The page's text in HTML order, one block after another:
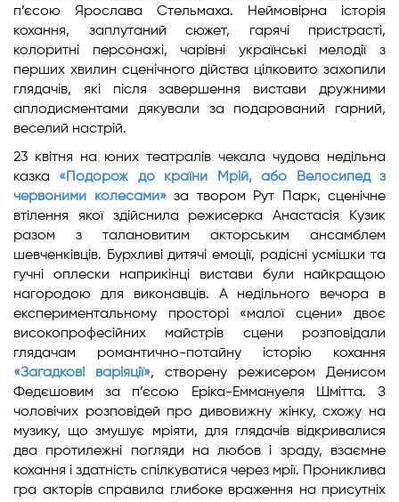
п’єсою Ярослава Стельмаха. Неймовірна історія
кохання, заплутаний сюжет, гарячі пристрасті,
колоритні персонажі, чарівні українські мелодії з
перших хвилин сценічного дійства цілковито захопили
глядачів, які після завершення вистави дружними
аплодисментами дякували за подарований гарний,
веселий настрій.
23 квітня на юних театралів чекала чудова недільна
казка «Подорож до країни Мрій, або Велосипед з
червоними колесами»за твором Рут Парк, сценічне
втілення якої здійснила режисерка Анастасія Кузик
разом з талановитим акторським ансамблем
шевченківців. Бурхливі дитячі емоції, радісні усмішки та
гучні оплески наприкінці вистави були найкращою
нагородою для виконавців. А недільного вечора в
експериментальному просторі «малої сцени» двоє
високопрофесійних майстрів сцени розповідали
глядачам романтично-потайну історію кохання
«Загадкові варіяції», створену режисером Денисом
Федєшовим за п’єсою Еріка-Еммануеля Шмітта. З
чоловічих розповідей про дивовижну жінку, схожу на
музику, що змушує мріяти, для глядачів відкривалися
два протилежні погляди на любов і зраду, взаємне
кохання і здатність спілкуватися через мрії. Прониклива
гра акторів справила глибоке враження на присутніх